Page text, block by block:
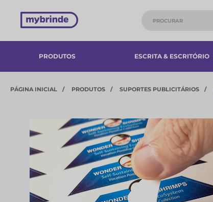
PRODUTOS ESCRITA & ESCRITÓRIO
PÁGINA INICIAL PRODUTOS SUPORTES PUBLICITÁRIOS